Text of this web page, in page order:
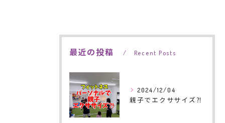
最近の投稿 Recent Posts
2024/12/04
親子でエクササイズ⁈